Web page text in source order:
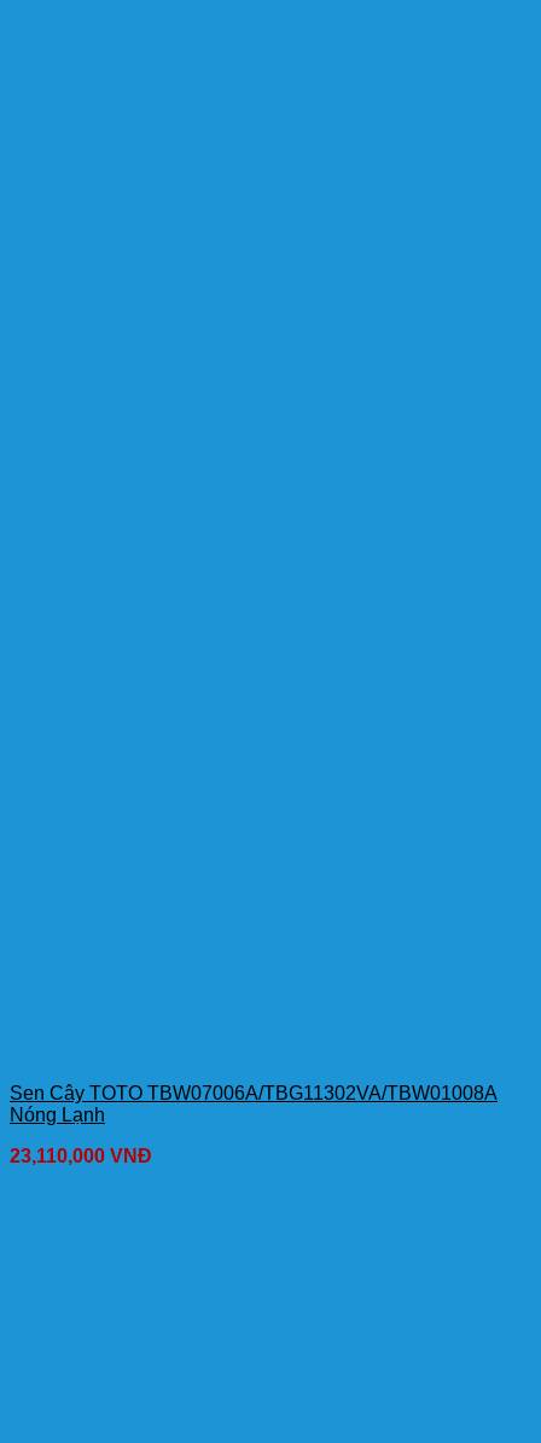
Sen Cây TOTO TBW07006A/TBG11302VA/TBW01008A
Nóng Lạnh
23,110,000 VNĐ